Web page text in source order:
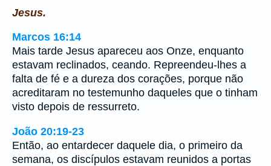
Jesus.
Marcos 16:14
Mais tarde Jesus apareceu aos Onze, enquanto
estavam reclinados, ceando. Repreendeu-lhes a
falta de fé e a dureza dos corações, porque não
acreditaram no testemunho daqueles que o tinham
visto depois de ressurreto.
João 20:19-23
Então, ao entardecer daquele dia, o primeiro da
semana, os discípulos estavam reunidos a portas